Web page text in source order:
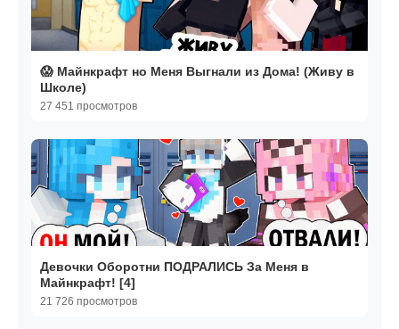
😱 Майнкрафт но Меня Выгнали из Дома! (Живу в
Школе)
27 451 просмотров
Девочки Оборотни ПОДРАЛИСЬ За Меня в
Майнкрафт! [4]
21 726 просмотров